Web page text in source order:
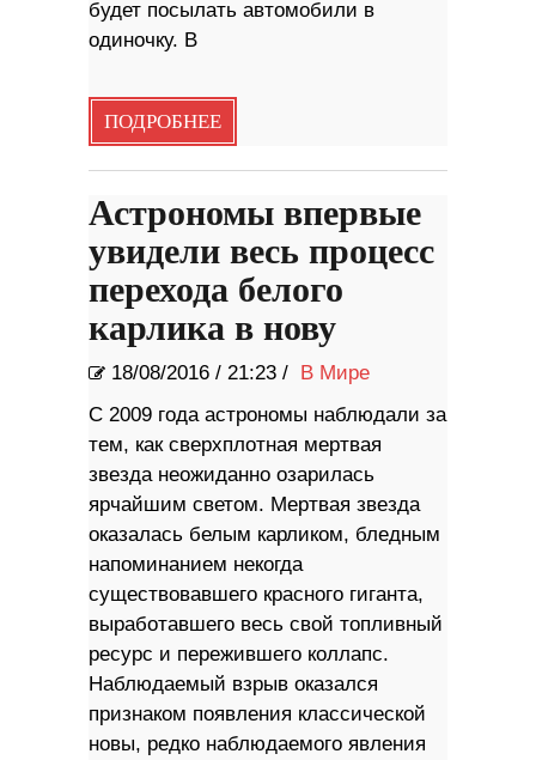
будет посылать автомобили в
одиночку. В
ПОДРОБНЕЕ
Астрономы впервые
увидели весь процесс
перехода белого
карлика в нову
18/08/2016 / 21:23 / В Мире
C 2009 года астрономы наблюдали за
тем, как сверхплотная мертвая
звезда неожиданно озарилась
ярчайшим светом. Мертвая звезда
оказалась белым карликом, бледным
напоминанием некогда
существовавшего красного гиганта,
выработавшего весь свой топливный
ресурс и пережившего коллапс.
Наблюдаемый взрыв оказался
признаком появления классической
новы, редко наблюдаемого явления